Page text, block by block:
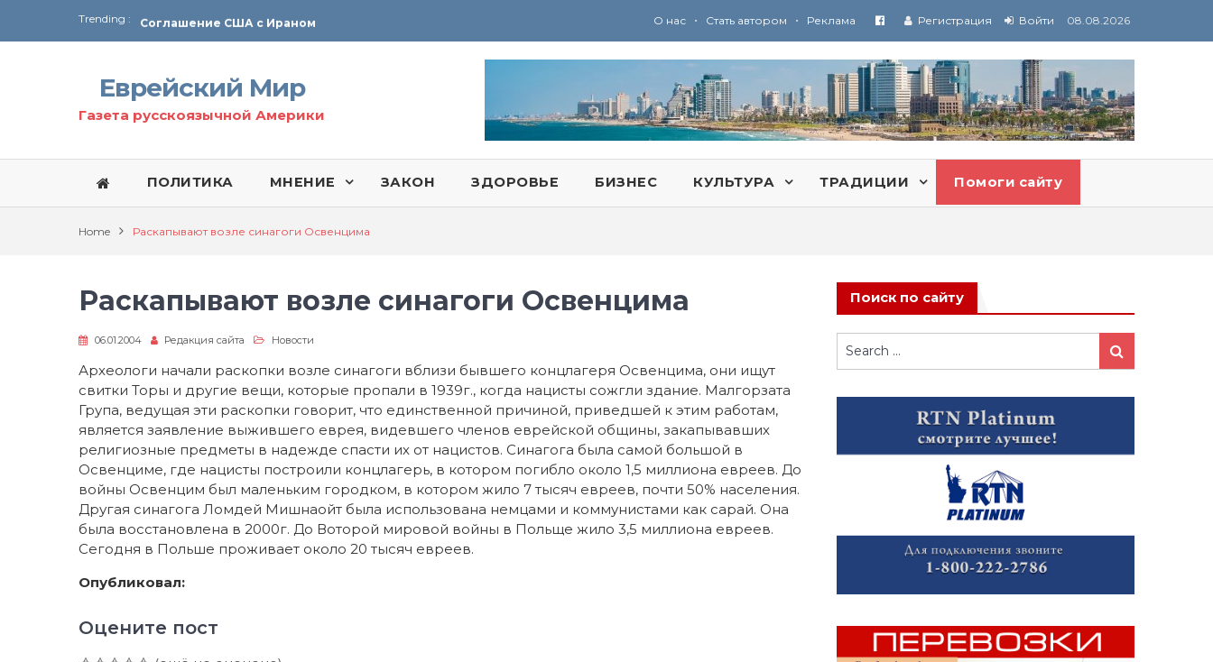
Trending :
Соглашение США с Ираном
Технология Революции в Иране
Ю
ридические услуги адвокатской коллегии «Эли Гервиц»: полное сопровождение на всех этапах
От Ирана до Ливана и Газы
О нас • Стать автором • Реклама Регистрация Войти 08.08.2026
Еврейский Мир
Газета русскоязычной Америки
ПОЛИТИКА МНЕНИЕ ЗАКОН ЗДОРОВЬЕ БИЗНЕС КУЛЬТУРА ТРАДИЦИИ Помоги сайту
Home Раскапывают возле синагоги Освенцима
Раскапывают возле синагоги Освенцима
06.01.2004 Редакция сайта Новости
Археологи начали раскопки возле синагоги вблизи бывшего концлагеря Освенцима, они ищут
свитки Торы и другие вещи, которые пропали в 1939г., когда нацисты сожгли здание. Малгорзата
Група, ведущая эти раскопки говорит, что единственной причиной, приведшей к этим работам,
является заявление выжившего еврея, видевшего членов еврейской общины, закапывавших
религиозные предметы в надежде спасти их от нацистов. Синагога была самой большой в
Освенциме, где нацисты построили концлагерь, в котором погибло около 1,5 миллиона евреев. До
войны Освенцим был маленьким городком, в котором жило 7 тысяч евреев, почти 50% населения.
Другая синагога Ломдей Мишнаойт была использована немцами и коммунистами как сарай. Она
была восстановлена в 2000г. До Воторой мировой войны в Польще жило 3,5 миллиона евреев.
Сегодня в Польше проживает около 20 тысяч евреев.
Опубликовал:
Оцените пост
Поиск по сайту
Search
for:
Search